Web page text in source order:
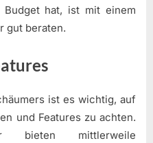
hat, ist mit einem
gut beraten.
ist es wichtig, auf
und Features zu achten.
bieten mittlerweile